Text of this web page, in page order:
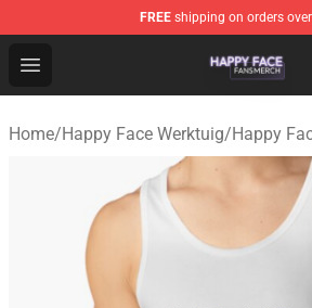
FREE shipping on orders
Open menu
Happy Face Shop - Official
Home/Happy Face Werktuig/Happy